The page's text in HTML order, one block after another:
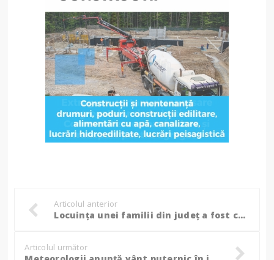
Articolul anterior
Locuința unei familii din județ a fost cuprinsă de flăcări în urma unui scurtcircuit
Articolul următor